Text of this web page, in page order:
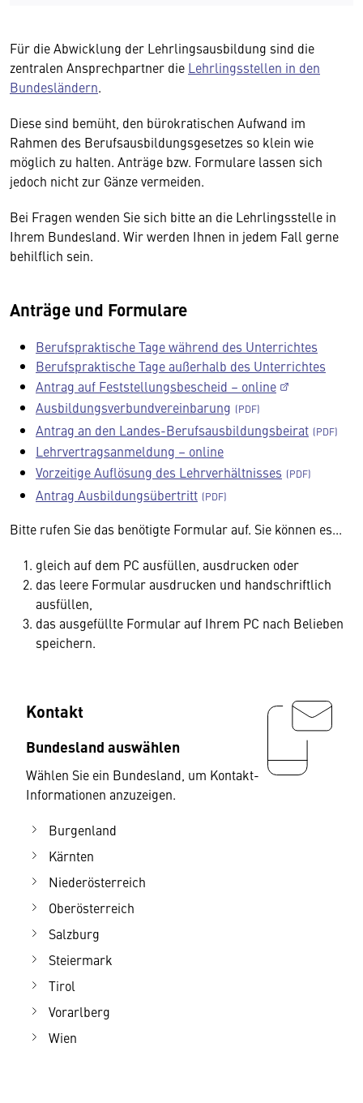
Für die Abwicklung der Lehrlingsausbildung sind die
zentralen Ansprechpartner die Lehrlingsstellen in den
Bundesländern.
Diese sind bemüht, den bürokratischen Aufwand im
Rahmen des Berufsausbildungsgesetzes so klein wie
möglich zu halten. Anträge bzw. Formulare lassen sich
jedoch nicht zur Gänze vermeiden.
Bei Fragen wenden Sie sich bitte an die Lehrlingsstelle in
Ihrem Bundesland. Wir werden Ihnen in jedem Fall gerne
behilflich sein.
Anträge und Formulare
Berufspraktische Tage während des Unterrichtes
Berufspraktische Tage außerhalb des Unterrichtes
Antrag auf Feststellungsbescheid – online
Ausbildungsverbundvereinbarung
Antrag an den Landes-Berufsausbildungsbeirat
Lehrvertragsanmeldung – online
Vorzeitige Auflösung des Lehrverhältnisses
Antrag Ausbildungsübertritt
Bitte rufen Sie das benötigte Formular auf. Sie können es...
gleich auf dem PC ausfüllen, ausdrucken oder
das leere Formular ausdrucken und handschriftlich
ausfüllen,
das ausgefüllte Formular auf Ihrem PC nach Belieben
speichern.
Kontakt
Bundesland auswählen
Wählen Sie ein Bundesland, um Kontakt-
Informationen anzuzeigen.
Burgenland
Kärnten
Niederösterreich
Oberösterreich
Salzburg
Steiermark
Tirol
Vorarlberg
Wien